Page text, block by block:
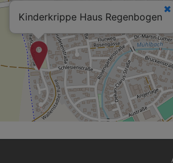
Kinderkrippe Haus Regenbogen